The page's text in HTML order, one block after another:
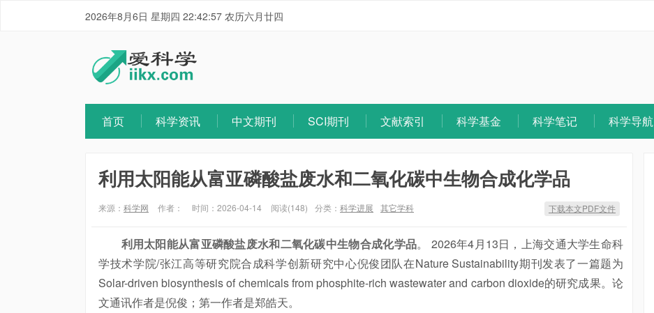
2026年8月6日 星期四 22:42:58 农历六月廿四
首页 科学资讯 中文期刊 SCI期刊 文献索引 科学基金 科学笔记 科学导航
利用太阳能从富亚磷酸盐废水和二氧化碳中生物合成化学品
来源： 科学网 作者： 时间：2026-04-14 阅读(148) 分类： 科学进展 其它学科 下载本文PDF文件
利用太阳能从富亚磷酸盐废水和二氧化碳中生物合成化学品。 2026年4月13日，上海交通大学生命科
学技术学院/张江高等研究院合成科学创新研究中心倪俊团队在Nature Sustainability期刊发表了一篇题为
Solar-driven biosynthesis of chemicals from phosphite-rich wastewater and carbon dioxide的研究成果。论
文通讯作者是倪俊；第一作者是郑皓天。